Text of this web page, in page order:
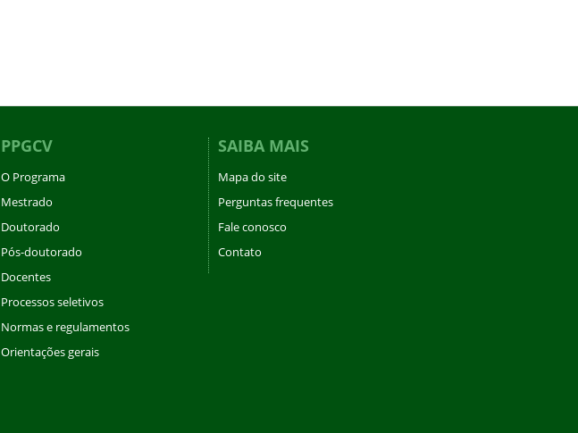
PPGCV
O Programa
Mestrado
Doutorado
Pós-doutorado
Docentes
Processos seletivos
Normas e regulamentos
Orientações gerais
SAIBA MAIS
Mapa do site
Perguntas frequentes
Fale conosco
Contato